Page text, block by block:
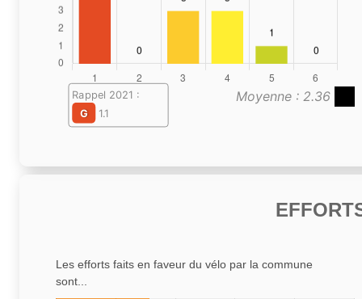
Moyenne : 2.36
Rappel 2021 :
G
1.1
Les efforts faits en faveur du vélo par la commune
sont...